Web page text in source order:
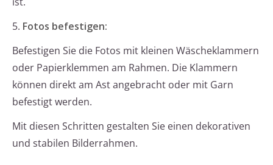
5. Fotos befestigen:
Befestigen Sie die Fotos mit kleinen Wäscheklammern
oder Papierklemmen am Rahmen. Die Klammern
können direkt am Ast angebracht oder mit Garn
befestigt werden.
Mit diesen Schritten gestalten Sie einen dekorativen
und stabilen Bilderrahmen.